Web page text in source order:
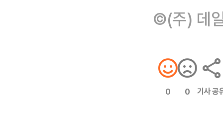
©(주) 데
0 0 기사 공